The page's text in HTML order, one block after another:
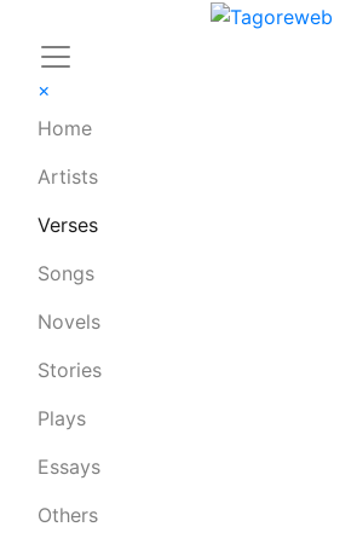
×
Home
Artists
Verses
Songs
Novels
Stories
Plays
Essays
Others